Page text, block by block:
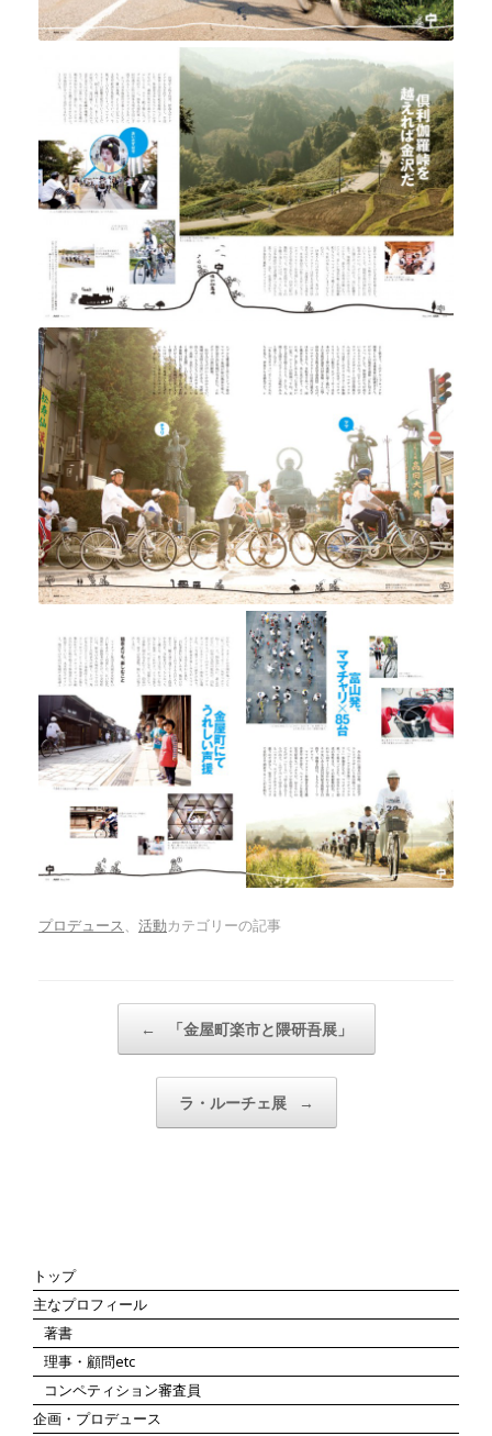
プロデュース、 活動カテゴリーの記事
← 「金屋町楽市と隈研吾展」
ラ・ルーチェ展 →
トップ
主なプロフィール
著書
理事・顧問etc
コンペティション審査員
企画・プロデュース